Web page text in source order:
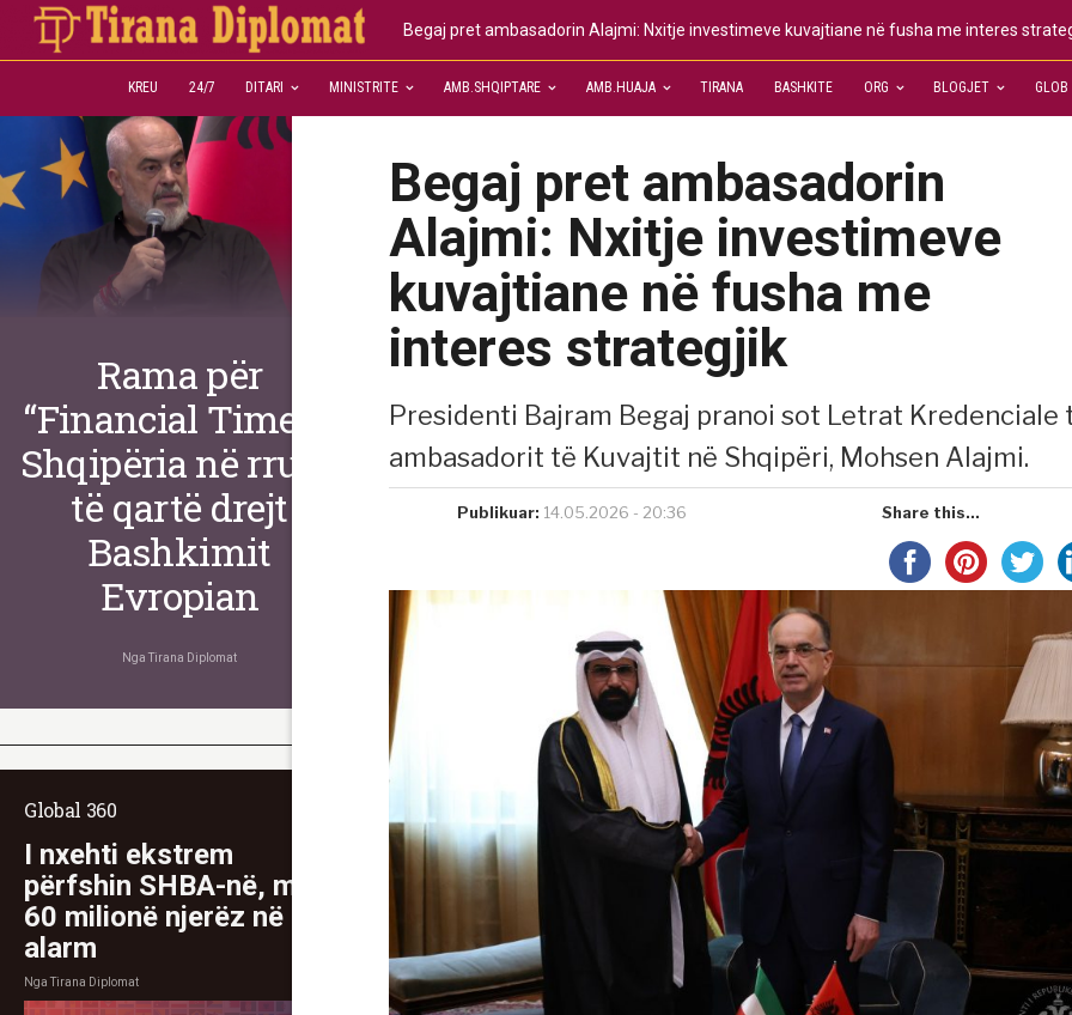
Begaj pret ambasadorin Alajmi: Nxitje investimeve kuvajtiane në fusha me interes
KREU 24/7 DITARI MINISTRITE AMB.SHQIPTARE AMB.HUAJA TIRANA BASHKITE ORG BLOGJET GLOB
Begaj pret ambasadorin
Alajmi: Nxitje investimeve
kuvajtiane në fusha me
interes strategjik
Presidenti Bajram Begaj pranoi sot Letrat Kredenciale
ambasadorit të Kuvajtit në Shqipëri, Mohsen Alajmi.
Publikuar: 14.05.2026 - 20:36 Share this...
Rama për
“Financial Times”:
Shqipëria në rrugë
të qartë drejt
Bashkimit
Evropian
Nga Tirana Diplomat
Global 360
I nxehti ekstrem
përfshin SHBA-në, mbi
60 milionë njerëz në
alarm
NgaTirana Diplomat